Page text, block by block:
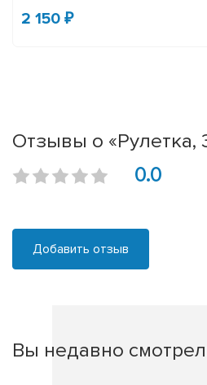
2 150 ₽
Отзывы о «Рулетка,
0.0
Добавить отзыв
Вы недавно